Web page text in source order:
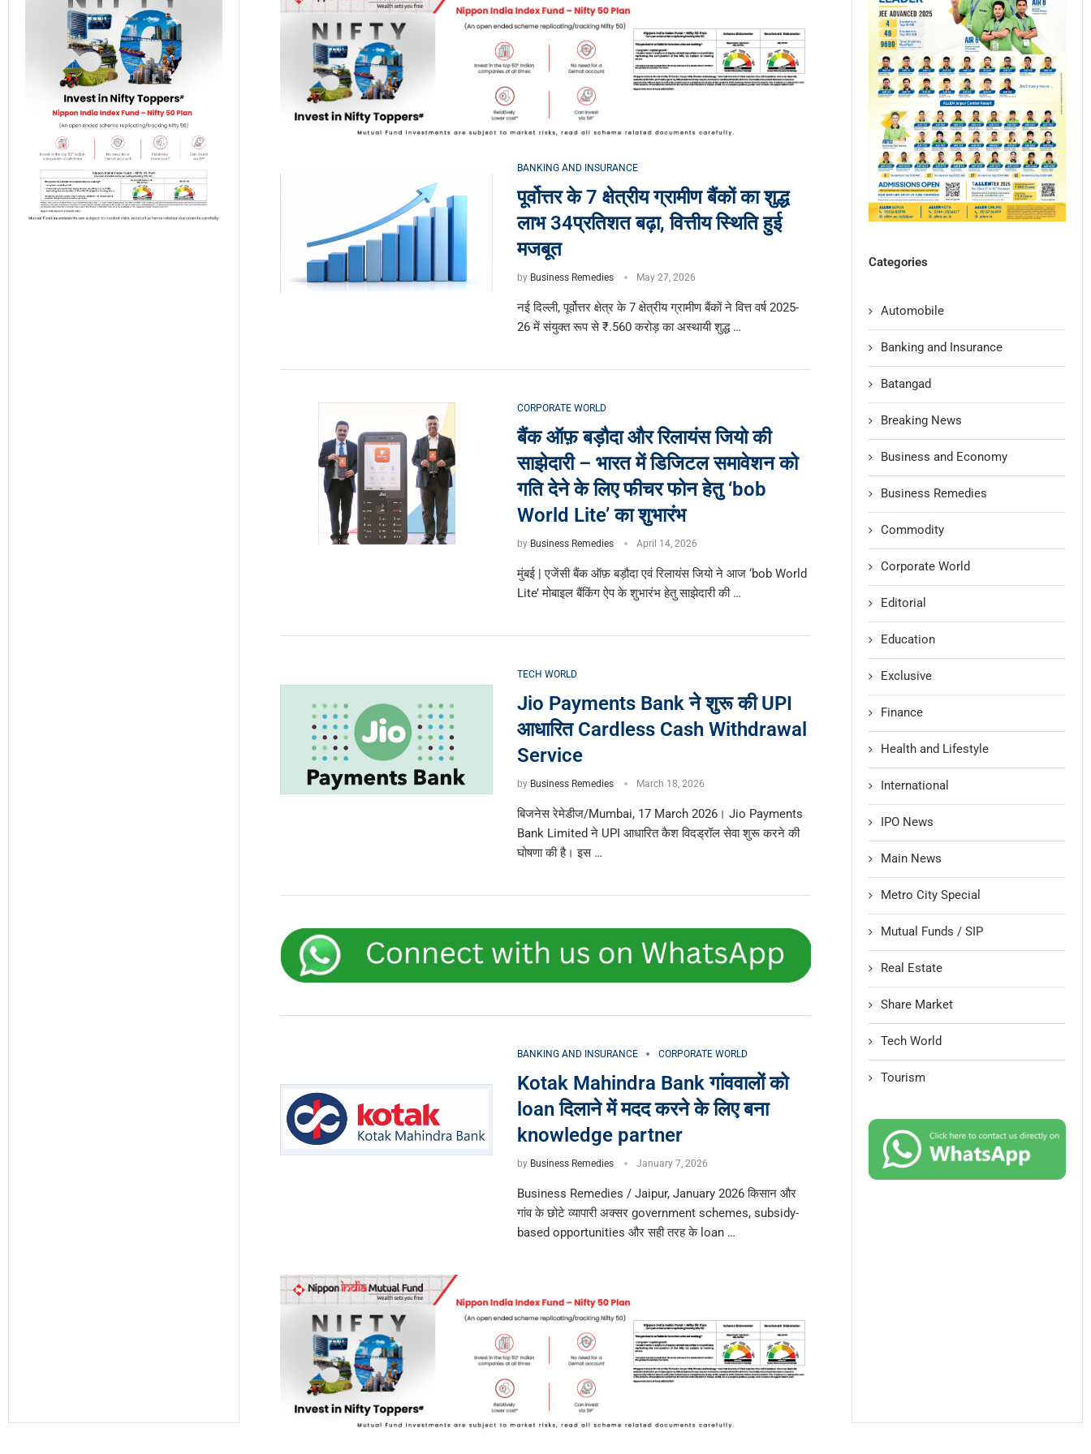
BANKING AND INSURANCE
पूर्वोत्तर के 7 क्षेत्रीय ग्रामीण बैंकों का शुद्ध
लाभ 34प्रतिशत बढ़ा, वित्तीय स्थिति हुई
मजबूत
by Business Remedies May 27, 2026
नई दिल्ली, पूर्वोत्तर क्षेत्र के 7 क्षेत्रीय ग्रामीण बैंकों ने वित्त वर्ष 2025-
26 में संयुक्त रूप से ₹.560 करोड़ का अस्थायी शुद्ध …
CORPORATE WORLD
बैंक ऑफ़ बड़ौदा और रिलायंस जियो की
साझेदारी – भारत में डिजिटल समावेशन को
गति देने के लिए फीचर फोन हेतु ‘bob
World Lite’ का शुभारंभ
by Business Remedies April 14, 2026
मुंबई | एजेंसी बैंक ऑफ़ बड़ौदा एवं रिलायंस जियो ने आज ‘bob World
Lite’ मोबाइल बैंकिंग ऐप के शुभारंभ हेतु साझेदारी की …
TECH WORLD
Jio Payments Bank ने शुरू की UPI
आधारित Cardless Cash Withdrawal
Service
by Business Remedies March 18, 2026
बिजनेस रेमेडीज/Mumbai, 17 March 2026। Jio Payments
Bank Limited ने UPI आधारित कैश विदड्रॉल सेवा शुरू करने की
घोषणा की है। इस …
BANKING AND INSURANCE CORPORATE WORLD
Kotak Mahindra Bank गांववालों को
loan दिलाने में मदद करने के लिए बना
knowledge partner
by Business Remedies January 7, 2026
Business Remedies / Jaipur, January 2026 किसान और
गांव के छोटे व्यापारी अक्सर government schemes, subsidy-
based opportunities और सही तरह के loan …
Categories
Automobile
Banking and Insurance
Batangad
Breaking News
Business and Economy
Business Remedies
Commodity
Corporate World
Editorial
Education
Exclusive
Finance
Health and Lifestyle
International
IPO News
Main News
Metro City Special
Mutual Funds / SIP
Real Estate
Share Market
Tech World
Tourism